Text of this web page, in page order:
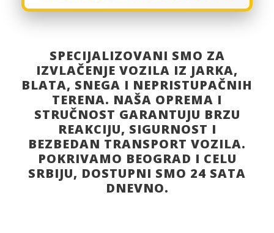
SPECIJALIZOVANI SMO ZA
IZVLAČENJE VOZILA IZ JARKA,
BLATA, SNEGA I NEPRISTUPAČNIH
TERENA. NAŠA OPREMA I
STRUČNOST GARANTUJU BRZU
REAKCIJU, SIGURNOST I
BEZBEDAN TRANSPORT VOZILA.
POKRIVAMO BEOGRAD I CELU
SRBIJU, DOSTUPNI SMO 24 SATA
DNEVNO.